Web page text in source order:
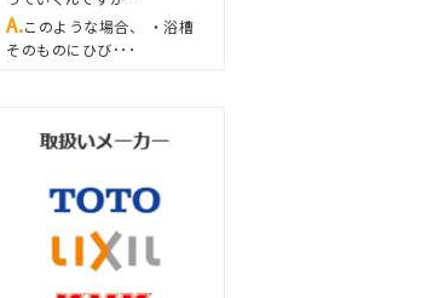
このような場合、 ・浴槽
そのものにひび･･･